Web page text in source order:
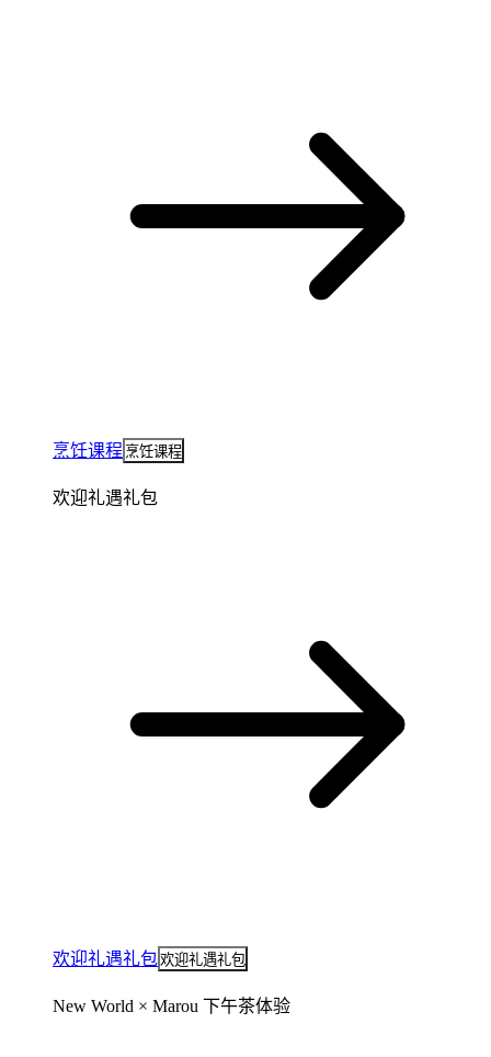
烹饪课程 烹饪课程
欢迎礼遇礼包
欢迎礼遇礼包欢迎礼遇礼包
New World × Marou 下午茶体验